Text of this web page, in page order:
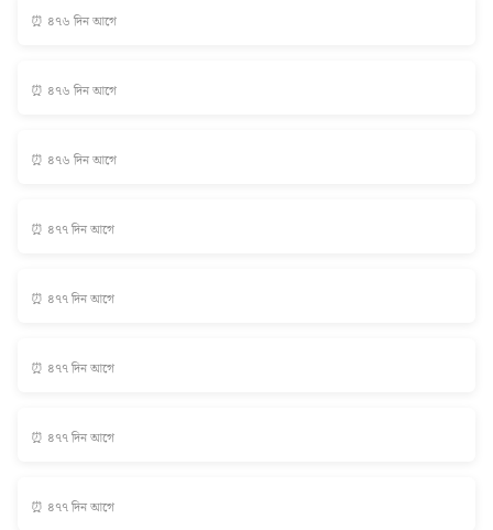
⏰ ৪৭৬ দিন আগে
⏰ ৪৭৬ দিন আগে
⏰ ৪৭৬ দিন আগে
⏰ ৪৭৭ দিন আগে
⏰ ৪৭৭ দিন আগে
⏰ ৪৭৭ দিন আগে
⏰ ৪৭৭ দিন আগে
⏰ ৪৭৭ দিন আগে